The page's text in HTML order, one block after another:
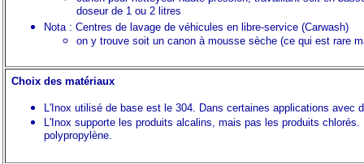
doseur de 1 ou 2 litres
Nota : Centres de lavage de véhicules en libre-service (Carwash)
on y trouve soit un canon à mousse sèche (ce qui est rare
Choix des matériaux
L'Inox utilisé de base est le 304. Dans certaines applications
L'Inox supporte les produits alcalins, mais pas les produits
polypropylène.